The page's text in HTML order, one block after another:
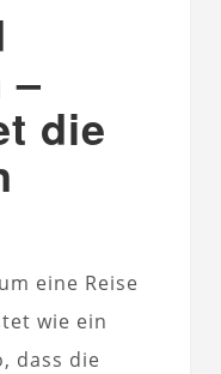
–
die
eine Reise
wie ein
dass die